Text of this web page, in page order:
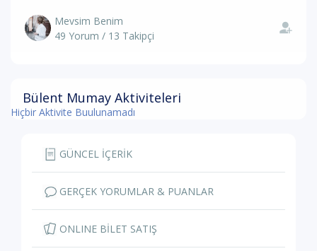
Mevsim Benim
49 Yorum / 13 Takipçi
Bülent Mumay Aktiviteleri
Hiçbir Aktivite Buulunamadı
GÜNCEL İÇERİK
GERÇEK YORUMLAR & PUANLAR
ONLINE BİLET SATIŞ